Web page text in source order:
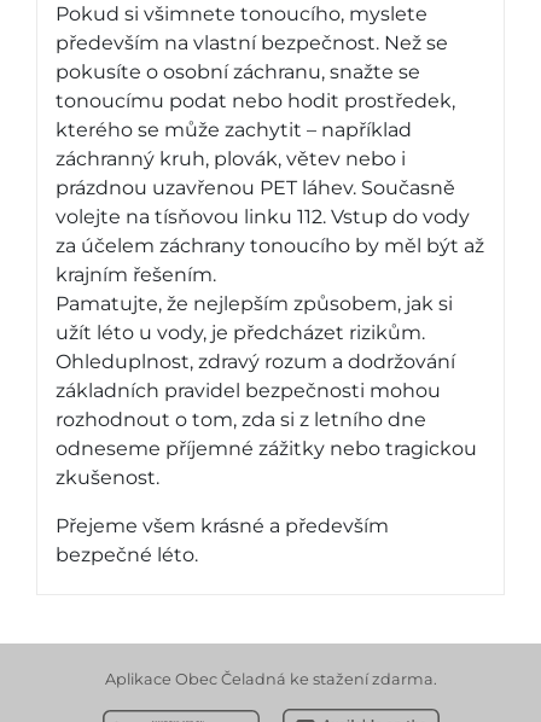
Pokud si všimnete tonoucího, myslete
především na vlastní bezpečnost. Než se
pokusíte o osobní záchranu, snažte se
tonoucímu podat nebo hodit prostředek,
kterého se může zachytit – například
záchranný kruh, plovák, větev nebo i
prázdnou uzavřenou PET láhev. Současně
volejte na tísňovou linku 112. Vstup do vody
za účelem záchrany tonoucího by měl být až
krajním řešením.
Pamatujte, že nejlepším způsobem, jak si
užít léto u vody, je předcházet rizikům.
Ohleduplnost, zdravý rozum a dodržování
základních pravidel bezpečnosti mohou
rozhodnout o tom, zda si z letního dne
odneseme příjemné zážitky nebo tragickou
zkušenost.
Přejeme všem krásné a především
bezpečné léto.
Aplikace Obec Čeladná ke stažení zdarma.
Stáhnout z Google PlayStáhnout z Apple App